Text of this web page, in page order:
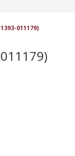
011179)